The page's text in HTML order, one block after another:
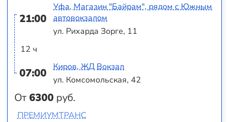
21:00
12 ч
07:00
От6300 руб.
Уфа, Магазин "Байрам", рядом с Южным
автовокзалом
ул. Рихарда Зорге, 11
Киров, ЖД Вокзал
ул. Комсомольская, 42
ПРЕМИУМТРАНС